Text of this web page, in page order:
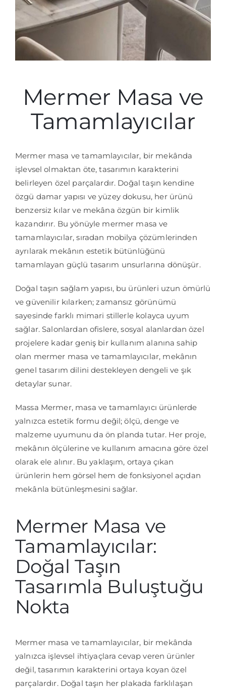
İletişim
Mermer Masa ve
Tamamlayıcılar
Mermer masa ve tamamlayıcılar, bir mekânda
işlevsel olmaktan öte, tasarımın karakterini
belirleyen özel parçalardır. Doğal taşın kendine
özgü damar yapısı ve yüzey dokusu, her ürünü
benzersiz kılar ve mekâna özgün bir kimlik
kazandırır. Bu yönüyle mermer masa ve
tamamlayıcılar, sıradan mobilya çözümlerinden
ayrılarak mekânın estetik bütünlüğünü
tamamlayan güçlü tasarım unsurlarına dönüşür.
Doğal taşın sağlam yapısı, bu ürünleri uzun ömürlü
ve güvenilir kılarken; zamansız görünümü
sayesinde farklı mimari stillerle kolayca uyum
sağlar. Salonlardan ofislere, sosyal alanlardan özel
projelere kadar geniş bir kullanım alanına sahip
olan mermer masa ve tamamlayıcılar, mekânın
genel tasarım dilini destekleyen dengeli ve şık
detaylar sunar.
Massa Mermer, masa ve tamamlayıcı ürünlerde
yalnızca estetik formu değil; ölçü, denge ve
malzeme uyumunu da ön planda tutar. Her proje,
mekânın ölçülerine ve kullanım amacına göre özel
olarak ele alınır. Bu yaklaşım, ortaya çıkan
ürünlerin hem görsel hem de fonksiyonel açıdan
mekânla bütünleşmesini sağlar.
Mermer Masa ve
Tamamlayıcılar:
Doğal Taşın
Tasarımla Buluştuğu
Nokta
Mermer masa ve tamamlayıcılar, bir mekânda
yalnızca işlevsel ihtiyaçlara cevap veren ürünler
değil, tasarımın karakterini ortaya koyan özel
parçalardır. Doğal taşın her plakada farklılaşan